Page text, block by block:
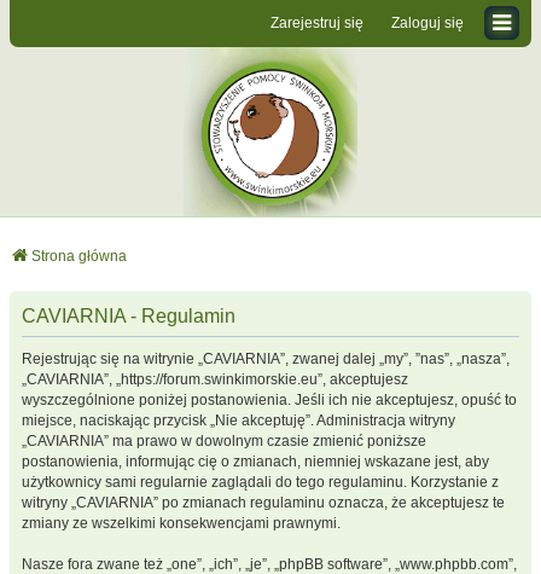
Zaloguj się
Zarejestruj się
Strona główna
CAVIARNIA - Regulamin
Rejestrując się na witrynie „CAVIARNIA”, zwanej dalej „my”, ”nas”, „nasza”,
„CAVIARNIA”, „https://forum.swinkimorskie.eu”, akceptujesz
wyszczególnione poniżej postanowienia. Jeśli ich nie akceptujesz, opuść to
miejsce, naciskając przycisk „Nie akceptuję”. Administracja witryny
„CAVIARNIA” ma prawo w dowolnym czasie zmienić poniższe
postanowienia, informując cię o zmianach, niemniej wskazane jest, aby
użytkownicy sami regularnie zaglądali do tego regulaminu. Korzystanie z
witryny „CAVIARNIA” po zmianach regulaminu oznacza, że akceptujesz te
zmiany ze wszelkimi konsekwencjami prawnymi.
Nasze fora zwane też „one”, „ich”, „je”, „phpBB software”, „www.phpbb.com”,